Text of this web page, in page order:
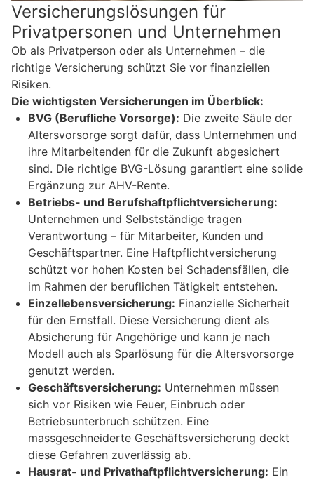
Versicherungslösungen für
Privatpersonen und Unternehmen
Ob als Privatperson oder als Unternehmen – die
richtige Versicherung schützt Sie vor finanziellen
Risiken.
Die wichtigsten Versicherungen im Überblick:
BVG (Berufliche Vorsorge): Die zweite Säule der
Altersvorsorge sorgt dafür, dass Unternehmen und
ihre Mitarbeitenden für die Zukunft abgesichert
sind. Die richtige BVG-Lösung garantiert eine solide
Ergänzung zur AHV-Rente.
Betriebs- und Berufshaftpflichtversicherung:
Unternehmen und Selbstständige tragen
Verantwortung – für Mitarbeiter, Kunden und
Geschäftspartner. Eine Haftpflichtversicherung
schützt vor hohen Kosten bei Schadensfällen, die
im Rahmen der beruflichen Tätigkeit entstehen.
Einzellebensversicherung: Finanzielle Sicherheit
für den Ernstfall. Diese Versicherung dient als
Absicherung für Angehörige und kann je nach
Modell auch als Sparlösung für die Altersvorsorge
genutzt werden.
Geschäftsversicherung: Unternehmen müssen
sich vor Risiken wie Feuer, Einbruch oder
Betriebsunterbruch schützen. Eine
massgeschneiderte Geschäftsversicherung deckt
diese Gefahren zuverlässig ab.
Hausrat- und Privathaftpflichtversicherung: Ein